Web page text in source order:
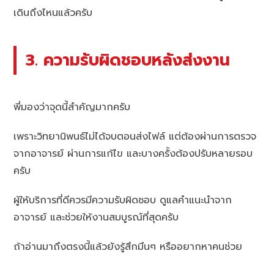
เดินถึงไหนแล้วครับ
3. ความรับผิดชอบหลังส่งงาน
พี่มองว่าจุดนี้สำคัญมากครับ
เพราะวิทยานิพนธ์ไม่ได้จบตอนส่งไฟล์ แต่ต้องผ่านการตรวจ
จากอาจารย์ ผ่านการแก้ไข และบางครั้งต้องปรับหลายรอบ
ครับ
ผู้ให้บริการที่ดีควรมีความรับผิดชอบ ดูแลคำแนะนำจาก
อาจารย์ และช่วยให้งานสมบูรณ์ที่สุดครับ
ถ้าอ่านมาถึงตรงนี้แล้วยังรู้สึกมึนๆ หรืออยากหาคนช่วย